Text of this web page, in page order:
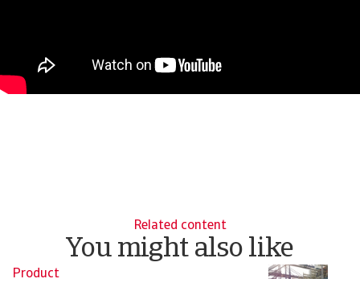
Related content
You might also like
Product